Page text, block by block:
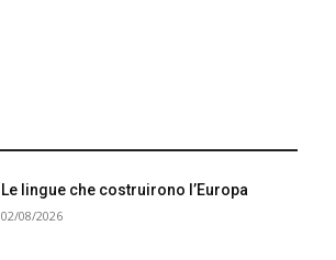
Le lingue che costruirono l’Europa
02/08/2026